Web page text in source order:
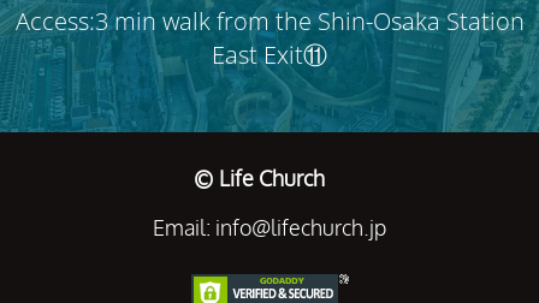
Access:3 min walk from the Shin-Osaka Station
East Exit⑪
© Life Church
Email: info@lifechurch.jp